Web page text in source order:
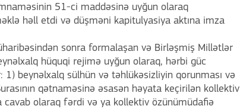
51-ci maddəsinə uyğun olaraq
həll etdi və düşməni kapitulyasiya aktına imza
sonra formalaşan və Birləşmiş Millətlər
hüquqi rejimə uyğun olaraq, hərbi güc
beynəlxalq sülhün və təhlükəsizliyin qorunması və
qətnaməsinə əsasən həyata keçirilən kollektiv
olaraq fərdi və ya kollektiv özünümüdafiə